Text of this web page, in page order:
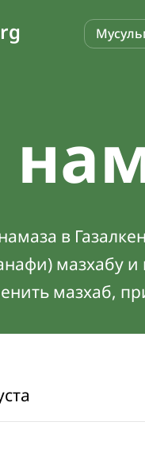
в
мазхабу
мазхаб,